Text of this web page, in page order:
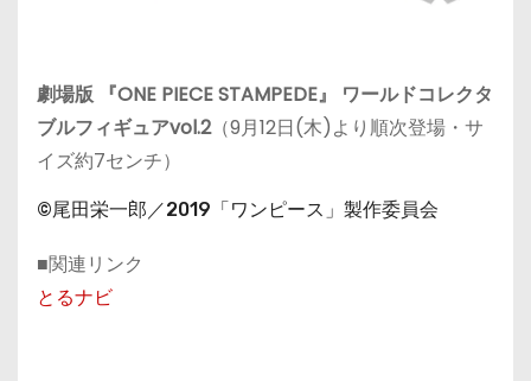
劇場版 『ONE PIECE STAMPEDE』 ワールドコレクタ
ブルフィギュアvol.2（9月12日(木)より順次登場・サ
イズ約7センチ）
©尾田栄一郎／2019「ワンピース」製作委員会
■関連リンク
とるナビ